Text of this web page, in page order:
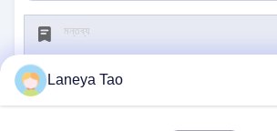
Laneya Tao